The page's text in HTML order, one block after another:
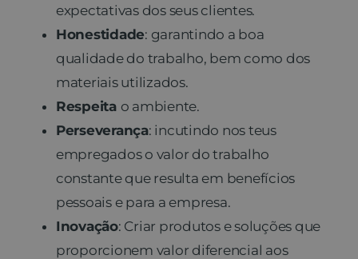
expectativas dos seus clientes.
Honestidade: garantindo a boa
qualidade do trabalho, bem como dos
materiais utilizados.
Respeita o ambiente.
Perseverança: incutindo nos teus
empregados o valor do trabalho
constante que resulta em benefícios
pessoais e para a empresa.
Inovação: Criar produtos e soluções que
proporcionem valor diferencial aos